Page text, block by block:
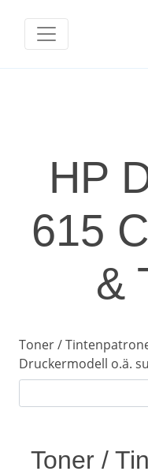
HP
615
&
Toner /
Druckermodell o.ä.
Toner /